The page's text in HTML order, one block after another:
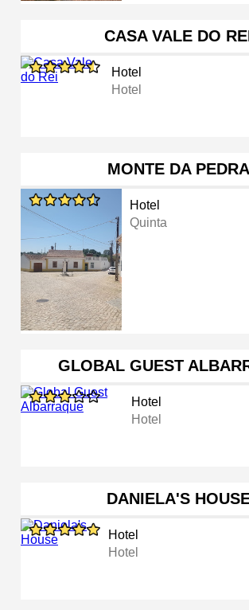
CASA VALE DO
Hotel
Hotel
MONTE DA PEDRA
Hotel
Quinta
GLOBAL GUEST
Hotel
Hotel
DANIELA'S
Hotel
Hotel